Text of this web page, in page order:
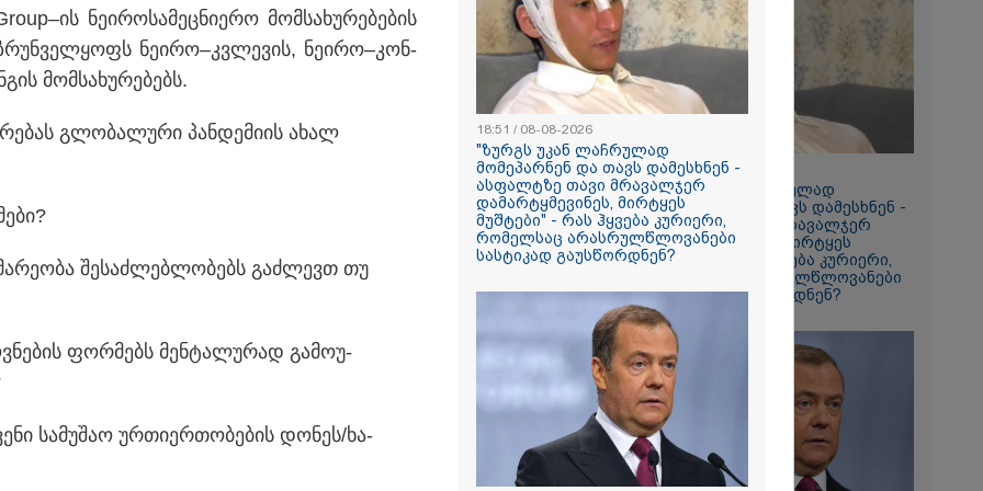
- ჰერაკლიონი
ლარიდან
თბილისი - ბუდაპეშტი
1421.00 ლარიდან
თბილისი - რომი 1419.50
ლარიდან
წელიწადნახევარში
საქართველოში 164
ადამიანი დაიკარგა - 57
18:51 / 08-08-2026
"ზურგს უკან ლაჩრულად
მომეპარნენ და თავს დამესხნენ -
ასფალტზე თავი მრავალჯერ
დამარტყმევინეს, მირტყეს
მუშტები" - რას ჰყვება კურიერი,
რომელსაც არასრულწლოვანები
სასტიკად გაუსწორდნენ?
ნე­ი­რო­სა­მეც­ნი­ე­რო მომ­სა­ხუ­რე­ბე­ბის
ნე­ი­რო–კვლე­ვის, ნე­ი­რო–კონ­
მომ­სა­ხუ­რე­ბებს.
გლო­ბა­ლუ­რი პან­დე­მი­ის ახალ
შე­საძ­ლებ­ლო­ბებს გაძ­ლევთ თუ
ფორ­მებს მენ­ტა­ლუ­რად გა­მო­უ­
სა­მუ­შაო ურ­თი­ერ­თო­ბე­ბის დო­ნეს/ხა­
18:51 / 08-08-2026
"ზურგს უკან ლაჩრულად
მომეპარნენ და თავს დამესხნენ -
ასფალტზე თავი მრავალჯერ
დამარტყმევინეს, მირტყეს
მუშტები" - რას ჰყვება კურიერი,
რომელსაც არასრულწლოვანები
სასტიკად გაუსწორდნენ?